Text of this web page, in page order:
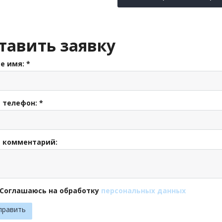
заявку
имя: *
*
Соглашаюсь на обработку персональных данных